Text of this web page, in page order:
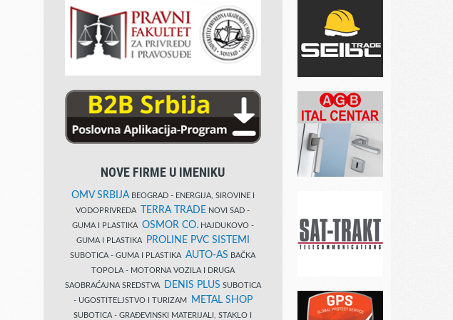
NOVE FIRME U IMENIKU
OMV SRBIJABEOGRAD - ENERGIJA, SIROVINE I
VODOPRIVREDA
TERRA TRADE NOVI SAD -
GUMA I PLASTIKA OSMOR CO.HAJDUKOVO -
GUMA I PLASTIKA
PROLINE PVC SISTEMI
SUBOTICA - GUMA I PLASTIKA AUTO-AS BAČKA
TOPOLA - MOTORNA VOZILA I DRUGA
SAOBRAĆAJNA SREDSTVA
DENIS PLUS SUBOTICA
- UGOSTITELJSTVO I TURIZAM
METAL SHOP
SUBOTICA - GRAĐEVINSKI MATERIJALI, STAKLO I